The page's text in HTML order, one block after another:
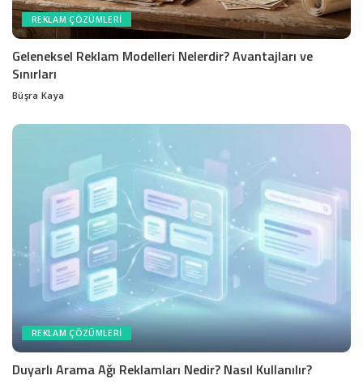
REKLAM ÇÖZÜMLERI
Geleneksel Reklam Modelleri Nelerdir? Avantajları ve
Sınırları
Posted
Büşra Kaya
REKLAM ÇÖZÜMLERI
Duyarlı Arama Ağı Reklamları Nedir? Nasıl Kullanılır?